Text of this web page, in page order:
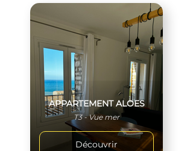
APPARTEMENT ALOES
T3 - Vue mer
Découvrir